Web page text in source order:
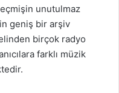
unutulmaz
geniş bir arşiv
birçok radyo
farklı müzik